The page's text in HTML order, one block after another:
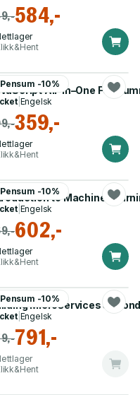
584,-
Pensum -10%
Minnick
All–in–One For
| Engelsk
359,-
Pensum -10%
C. Mueller
to Machine
| Engelsk
602,-
7e
Pensum -10%
Newman
Microservices
| Engelsk
791,-